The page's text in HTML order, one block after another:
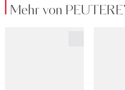
Mehr von